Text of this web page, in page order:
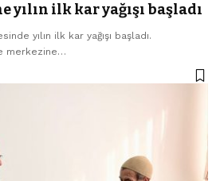
ilk kar yağışı başladı
yılın ilk kar yağışı başladı.
merkezine…